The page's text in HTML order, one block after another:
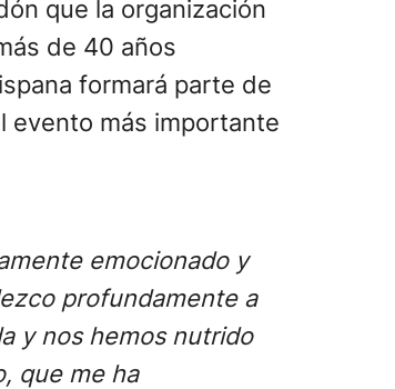
que la organización
de 40 años
formará parte de
evento más importante
emocionado y
profundamente a
y nos hemos nutrido
que me ha